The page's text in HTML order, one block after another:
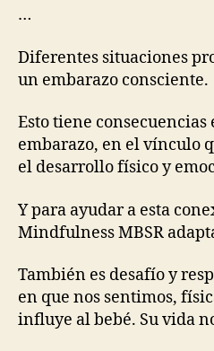
…
Diferentes situaciones
un embarazo consciente.
Esto tiene
embarazo, en el vínculo
el desarrollo físico y
Y para ayudar a esta
Mindfulness MBSR
También es desafío y
en que nos sentimos,
influye al bebé. Su vida